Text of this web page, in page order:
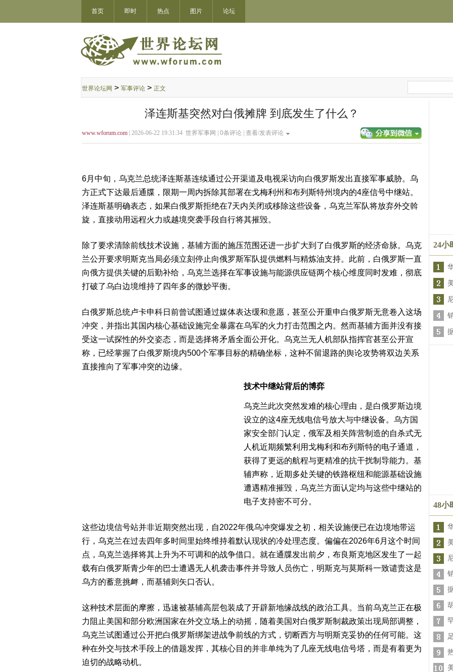
首页 即时 热点 图片 论坛
世界论坛网 > 军事评论 > 正文
泽连斯基突然对白俄摊牌 到底发生了什么？
www.wforum.com | 2026-06-22 19:31:34 世界军事网 | 0条评论 | 查看/发表评论
6月中旬，乌克兰总统泽连斯基连续通过公开渠道及电视采访向白俄罗斯发出直接军事威胁。乌
方正式下达最后通牒，限期一周内拆除其部署在戈梅利州和布列斯特州境内的4座信号中继站。
泽连斯基明确表态，如果白俄罗斯拒绝在7天内关闭或移除这些设备，乌克兰军队将放弃外交斡
旋，直接动用远程火力或越境突袭手段自行将其摧毁。
除了要求清除前线技术设施，基辅方面的施压范围还进一步扩大到了白俄罗斯的经济命脉。乌克
兰公开要求明斯克当局必须立刻停止向俄罗斯军队提供燃料与精炼油支持。此前，白俄罗斯一直
向俄方提供关键的后勤补给，乌克兰选择在军事设施与能源供应链两个核心维度同时发难，彻底
打破了乌白边境维持了四年多的微妙平衡。
白俄罗斯总统卢卡申科日前曾试图通过媒体表达缓和意愿，甚至公开重申白俄罗斯无意卷入这场
冲突，并指出其国内核心基础设施完全暴露在乌军的火力打击范围之内。然而基辅方面并没有接
受这一试探性的外交姿态，而是选择将矛盾全面公开化。乌克兰无人机部队指挥官甚至公开宣
称，已经掌握了白俄罗斯境内500个军事目标的精确坐标，这种不留退路的舆论攻势将双边关系
直接推向了军事冲突的边缘。
技术中继站背后的博弈
乌克兰此次突然发难的核心理由，是白俄罗斯边境
设立的这4座无线电信号放大与中继设备。乌方国
家安全部门认定，俄军及相关阵营制造的自杀式无
人机近期频繁利用戈梅利和布列斯特的电子通道，
获得了更远的航程与更精准的抗干扰制导能力。基
辅声称，近期多处关键的铁路枢纽和能源基础设施
遭遇精准摧毁，乌克兰方面认定均与这些中继站的
电子支持密不可分。
这些边境信号站并非近期突然出现，自2022年俄乌冲突爆发之初，相关设施便已在边境地带运
行，乌克兰在过去四年多时间里始终维持着默认现状的冷处理态度。偏偏在2026年6月这个时间
点，乌克兰选择将其上升为不可调和的战争借口。就在通牒发出前夕，布良斯克地区发生了一起
载有白俄罗斯青少年的巴士遭遇无人机袭击事件并导致人员伤亡，明斯克与莫斯科一致谴责这是
乌方的蓄意挑衅，而基辅则矢口否认。
这种技术层面的摩擦，迅速被基辅高层包装成了开辟新地缘战线的政治工具。当前乌克兰正在极
力阻止美国和部分欧洲国家在外交立场上的动摇，随着美国对白俄罗斯制裁政策出现局部调整，
乌克兰试图通过公开把白俄罗斯绑架进战争前线的方式，切断西方与明斯克妥协的任何可能。这
种在外交与技术手段上的借题发挥，其核心目的并非单纯为了几座无线电信号塔，而是有着更为
迫切的战略动机。
24小
48小